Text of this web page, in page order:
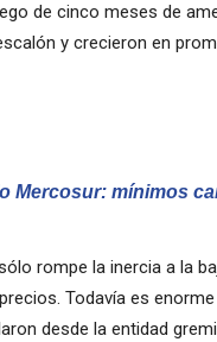
de cinco meses de
y crecieron en
Mercosur: mínimos
rompe la inercia a la
Todavía es
desde la entidad